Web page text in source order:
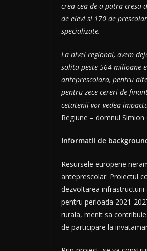
crea cea de-a patra cresa
de elevi si 170 de
specializate.
La nivel regional, avem
solita peste 564 milioane
anteprescolara, pentru
pentru zece cereri de
cetatenii vor vedea
Regiune – domnul
Informatii de
Resursele europene
anteprescolar. Proiectul
dezvoltarea infrastructurii
pentru perioada 2021-
rurala, menit sa
de participare la